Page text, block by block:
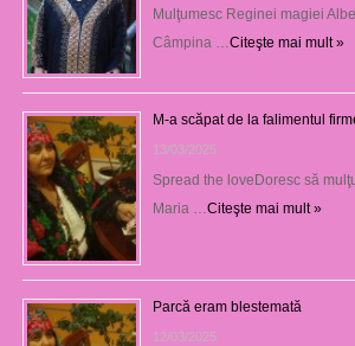
Mulţumesc Reginei magiei
Câmpina …Citeşte mai mult »
M-a scăpat de la falimentul
13/03/2025
Spread the loveDoresc să
Maria …Citeşte mai mult »
Parcă eram blestemată
12/03/2025